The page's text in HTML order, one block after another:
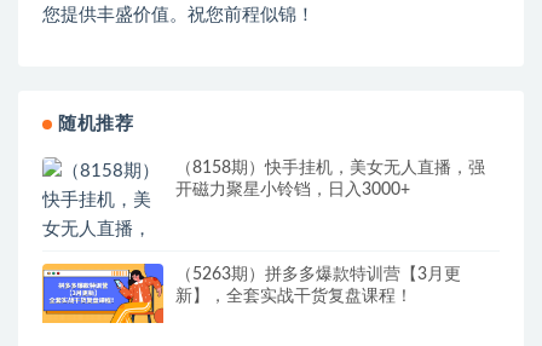
您提供丰盛价值。祝您前程似锦！
随机推荐
（8158期）快手挂机，美女无人直播，强
开磁力聚星小铃铛，日入3000+
（5263期）拼多多爆款特训营【3月更
新】，全套实战干货​复盘课程！